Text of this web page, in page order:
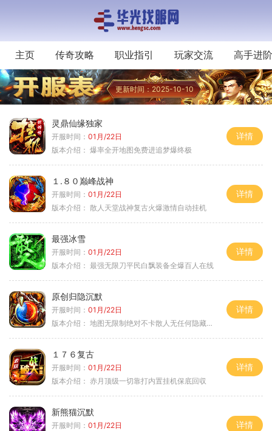
主页 传奇攻略 职业指引 玩家交流 高手进阶
更新时间：2025-10-10
灵鼎仙缘独家
开服时间： 01月/22日
版本介绍： 爆率全开地图免费进追梦爆终极
详情
１.８０巅峰战神
开服时间： 01月/22日
版本介绍： 散人天堂战神复古火爆激情自动挂机
详情
最强冰雪
开服时间： 01月/22日
版本介绍： 最强无限刀平民白飘装备全爆百人在线
详情
原创归隐沉默
开服时间： 01月/22日
版本介绍： 地图无限制绝对不卡散人无任何隐藏消费
详情
１７６复古
开服时间： 01月/22日
版本介绍： 赤月顶级一切靠打内置挂机保底回収
详情
新熊猫沉默
开服时间： 01月/22日
详情